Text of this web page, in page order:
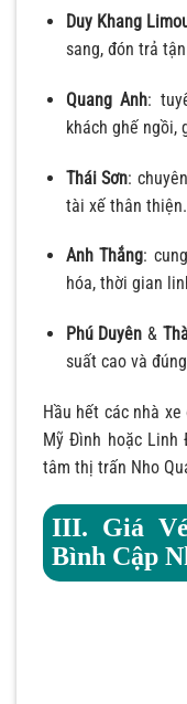
Duy Khang
sang, đón trả
Quang Anh:
khách ghế ngồi,
Thái Sơn:
tài xế thân thiện.
Anh Thắng:
hóa, thời gian
Phú Duyên &
suất cao và
Hầu hết các nhà
Mỹ Đình hoặc Linh
tâm thị trấn Nho
III. Giá
Bình Cập